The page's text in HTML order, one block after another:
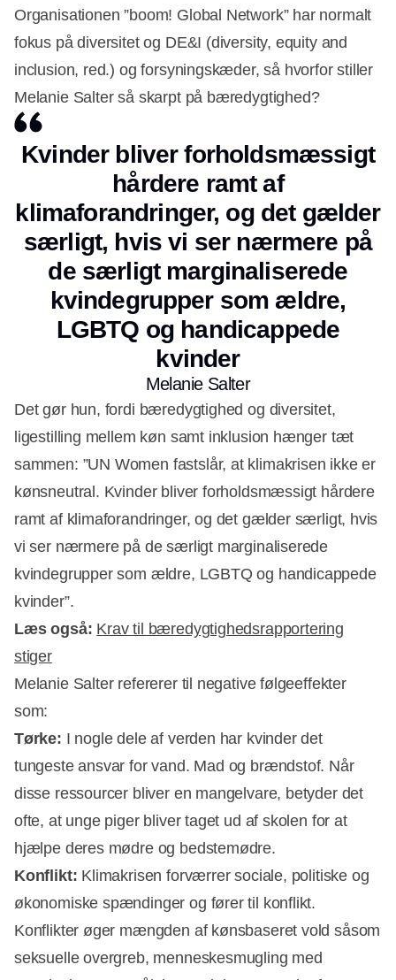
Organisationen ”boom! Global Network” har normalt
fokus på diversitet og DE&I (diversity, equity and
inclusion, red.) og forsyningskæder, så hvorfor stiller
Melanie Salter så skarpt på bæredygtighed?
Kvinder bliver forholdsmæssigt
hårdere ramt af
klimaforandringer, og det gælder
særligt, hvis vi ser nærmere på
de særligt marginaliserede
kvindegrupper som ældre,
LGBTQ og handicappede
kvinder
Melanie Salter
Det gør hun, fordi bæredygtighed og diversitet,
ligestilling mellem køn samt inklusion hænger tæt
sammen: ”UN Women fastslår, at klimakrisen ikke er
kønsneutral. Kvinder bliver forholdsmæssigt hårdere
ramt af klimaforandringer, og det gælder særligt, hvis
vi ser nærmere på de særligt marginaliserede
kvindegrupper som ældre, LGBTQ og handicappede
kvinder”.
Læs også: Krav til bæredygtighedsrapportering
stiger
Melanie Salter refererer til negative følgeeffekter
som:
Tørke: I nogle dele af verden har kvinder det
tungeste ansvar for vand. Mad og brændstof. Når
disse ressourcer bliver en mangelvare, betyder det
ofte, at unge piger bliver taget ud af skolen for at
hjælpe deres mødre og bedstemødre.
Konflikt: Klimakrisen forværrer sociale, politiske og
økonomiske spændinger og fører til konflikt.
Konflikter øger mængden af kønsbaseret vold såsom
seksuelle overgreb, menneskesmugling med